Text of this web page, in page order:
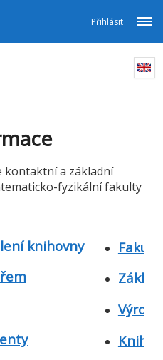
Přihlásit
kontaktní a základní
fyzikální fakulty
knihovny